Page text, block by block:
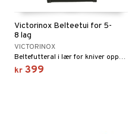
Victorinox Belteetui for 5-
8 lag
VICTORINOX
Beltefutteral i lær for kniver opptil 91 mm med 5-8 lag fra Victorinox.
kr 399